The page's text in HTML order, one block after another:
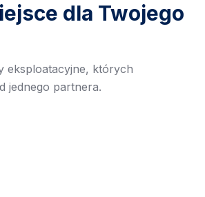
dla Twojego
eksploatacyjne, których
jednego partnera.